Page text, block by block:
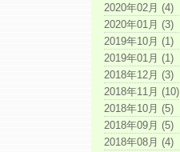
2020年02月 (4)
2020年01月 (3)
2019年10月 (1)
2019年01月 (1)
2018年12月 (3)
2018年11月 (10)
2018年10月 (5)
2018年09月 (5)
2018年08月 (4)